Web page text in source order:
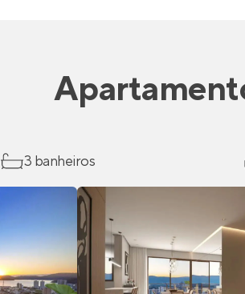
3 banheiros